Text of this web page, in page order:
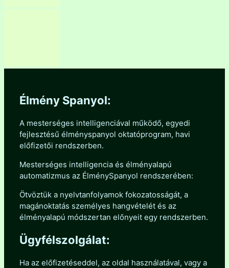
Élmény Spanyol:
A mesterséges intelligenciával működő, egyedi
fejlesztésű élményspanyol oktatóprogram, havi
előfizetői rendszerben.
Mesterséges intelligencia és élményalapú
automatizmus az ÉlménySpanyol rendszerében:
Ötvöztük a nyelvtanfolyamok fokozatosságát, a
magánoktatás személyes hangvételét és az
élményalapú módszertan előnyeit egy rendszerben.
Ügyfélszolgálat:
Ha az előfizetéseddel, az oldal használatával, vagy a